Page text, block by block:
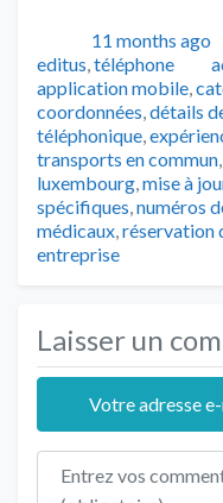
Publié11 months ago
editus,téléphone
application mobile,
coordonnées,détails
téléphonique,
transports en commun,
luxembourg,mise à
spécifiques,numéros
médicaux,réservation
entreprise
Laisser un
Votre adresse
Texte de l'avis